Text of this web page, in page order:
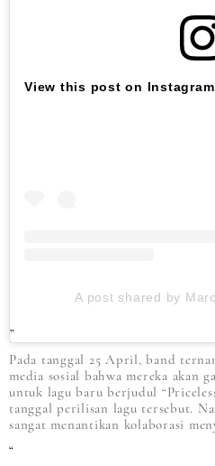
View this post on Instagram
A post shared by
Pada tanggal 25 April, band
media sosial bahwa mereka akan
untuk lagu baru berjudul
tanggal perilisan lagu tersebut.
sangat menantikan kolaborasi